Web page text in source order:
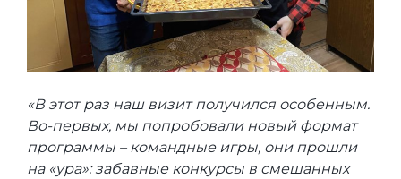
«В этот раз наш визит получился особенным.
Во-первых, мы попробовали новый формат
программы – командные игры, они прошли
на «ура»: забавные конкурсы в смешанных